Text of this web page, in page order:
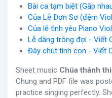
Bài ca tạm biệt (Gặp
Của Lễ Đơn Sơ (đệm
Của lễ tình yêu Piano
Lễ dâng trông đợi - Viết
Đây chút tình con - Viết
Sheet music Chúa thánh
Chung and PDF file was
practice singing perfectly.